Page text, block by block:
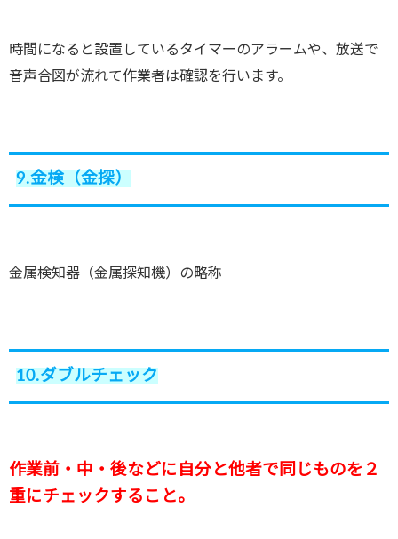
時間になると設置しているタイマーのアラームや、放送で
音声合図が流れて作業者は確認を行います。
9.金検（金探）
金属検知器（金属探知機）の略称
10.ダブルチェック
作業前・中・後などに自分と他者で同じものを２
重にチェックすること。